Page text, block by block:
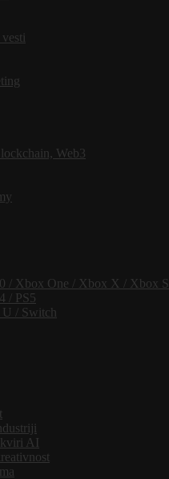
Web3
/ Xbox One / Xbox X / Xbox S
/ PS5
/ Switch
AI